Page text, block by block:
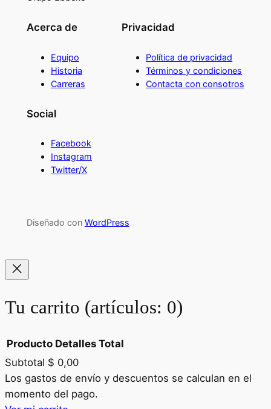
Acerca de
Equipo
Historia
Carreras
Privacidad
Política de privacidad
Términos y condiciones
Contacta con consotros
Social
Facebook
Instagram
Twitter/X
Diseñado con WordPress
Tu carrito (artículos: 0)
Productos
del
Producto Detalles Total
Subtotal $ 0,00
Los gastos de envío y descuentos se calculan en el
momento del pago.